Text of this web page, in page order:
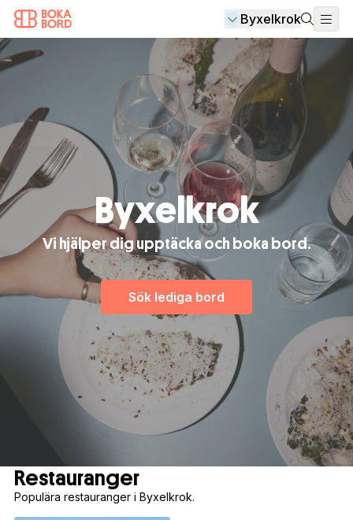
Byxelkrok
Byxelkrok
Vi hjälper dig upptäcka och boka bord.
Sök lediga bord
Populära restauranger i Byxelkrok.
Restauranger